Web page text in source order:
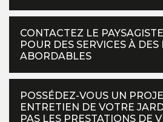
CONTACTEZ LE
POUR DES SERVICES À DES
ABORDABLES
POSSÉDEZ-VOUS UN
ENTRETIEN DE VOTRE
PAS LES PRESTATIONS DE